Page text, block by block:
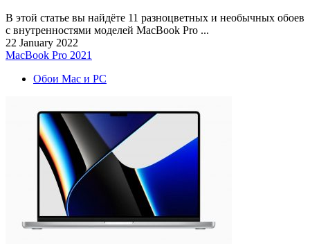
В этой статье вы найдёте 11 разноцветных и необычных обоев
с внутренностями моделей MacBook Pro ...
22 January 2022
MacBook Pro 2021
Обои Mac и PC